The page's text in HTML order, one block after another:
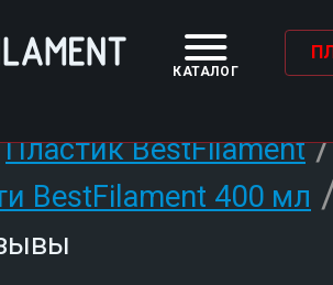
КАТАЛОГ
Пластик BestFilament
BestFilament 400 мл